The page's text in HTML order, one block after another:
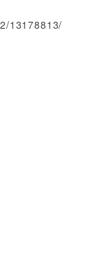
13178813/